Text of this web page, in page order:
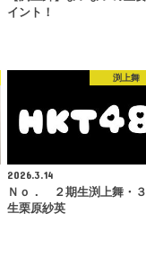
イント！
渕上舞
2026.3.14
Ｎｏ． ２期生渕上舞・
生栗原紗英